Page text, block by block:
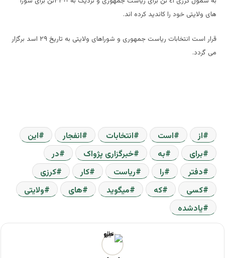
هاى ولايتى خود را کانديد کرده اند.
قرار است انتخابات رياست جمهورى و شوراهاى ولايتى به تاريخ ٢٩ اسد برگزار
مى گردد.
از است انتخابات انفجار
اين
براى
به خبرگزاری پژواک
در
دفتر
را رياست کار
کرزى
کسى
که ميگويد هاى
ولايتى
يادشده